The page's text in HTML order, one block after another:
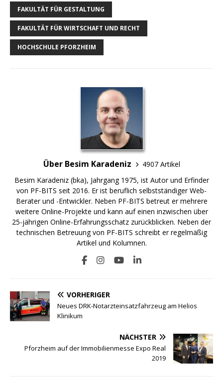
FAKULTÄT FÜR GESTALTUNG
FAKULTÄT FÜR WIRTSCHAFT UND RECHT
HOCHSCHULE PFORZHEIM
Über Besim Karadeniz
4907 Artikel
Besim Karadeniz (bka), Jahrgang 1975, ist Autor und Erfinder
von PF-BITS seit 2016. Er ist beruflich selbstständiger Web-
Berater und -Entwickler. Neben PF-BITS betreut er mehrere
weitere Online-Projekte und kann auf einen inzwischen über
25-jährigen Online-Erfahrungsschatz zurückblicken. Neben der
technischen Betreuung von PF-BITS schreibt er regelmäßig
Artikel und Kolumnen.
VORHERIGER
Neues DRK-Notarzteinsatzfahrzeug am Helios
Klinikum
NÄCHSTER
Pforzheim auf der Immobilienmesse Expo Real
2019